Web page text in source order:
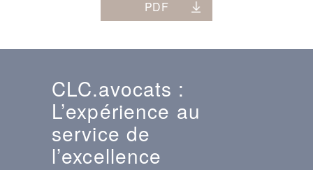
PDF
CLC.avocats :
L’expérience au
service de
l’excellence